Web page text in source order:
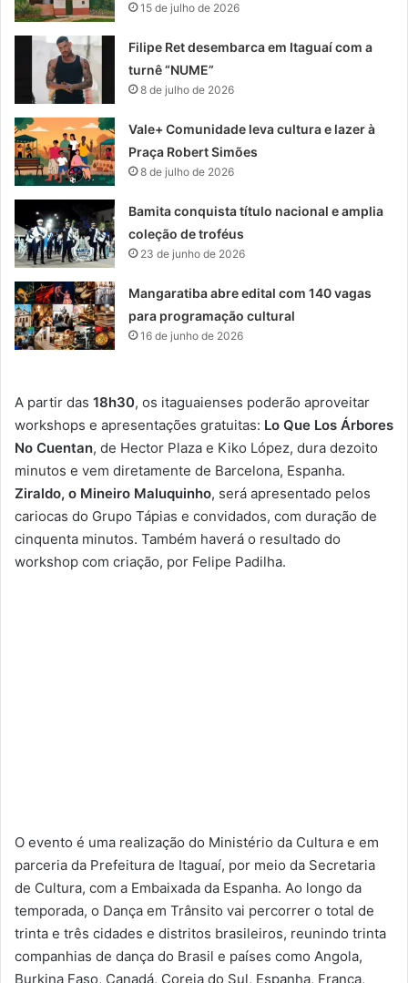
15 de julho de 2026
Filipe Ret desembarca em Itaguaí com a
turnê “NUME”
8 de julho de 2026
Vale+ Comunidade leva cultura e lazer à
Praça Robert Simões
8 de julho de 2026
Bamita conquista título nacional e amplia
coleção de troféus
23 de junho de 2026
Mangaratiba abre edital com 140 vagas
para programação cultural
16 de junho de 2026
A partir das 18h30, os itaguaienses poderão aproveitar
workshops e apresentações gratuitas: Lo Que Los Árbores
No Cuentan, de Hector Plaza e Kiko López, dura dezoito
minutos e vem diretamente de Barcelona, Espanha.
Ziraldo, o Mineiro Maluquinho, será apresentado pelos
cariocas do Grupo Tápias e convidados, com duração de
cinquenta minutos. Também haverá o resultado do
workshop com criação, por Felipe Padilha.
O evento é uma realização do Ministério da Cultura e em
parceria da Prefeitura de Itaguaí, por meio da Secretaria
de Cultura, com a Embaixada da Espanha. Ao longo da
temporada, o Dança em Trânsito vai percorrer o total de
trinta e três cidades e distritos brasileiros, reunindo trinta
companhias de dança do Brasil e países como Angola,
Burkina Faso, Canadá, Coreia do Sul, Espanha, França,